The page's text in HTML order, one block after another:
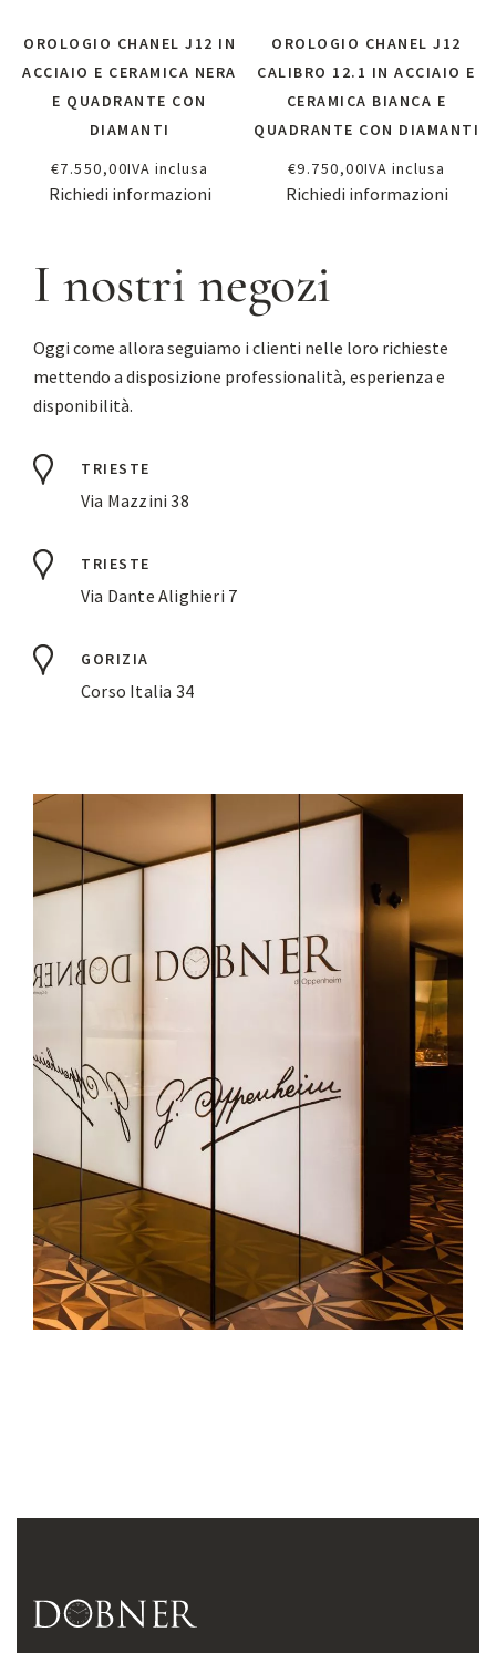
OROLOGIO CHANEL J12 IN
ACCIAIO E CERAMICA NERA
E QUADRANTE CON
DIAMANTI
€7.550,00IVA inclusa
Richiedi informazioni
OROLOGIO CHANEL J12
CALIBRO 12.1 IN ACCIAIO E
CERAMICA BIANCA E
QUADRANTE CON DIAMANTI
€9.750,00IVA inclusa
Richiedi informazioni
I nostri negozi
Oggi come allora seguiamo i clienti nelle loro richieste
mettendo a disposizione professionalità, esperienza e
disponibilità.
TRIESTE
Via Mazzini 38
TRIESTE
Via Dante Alighieri 7
GORIZIA
Corso Italia 34